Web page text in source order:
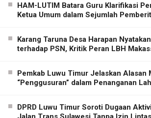
HAM-LUTIM Batara Guru Klarifikasi
Ketua Umum dalam Sejumlah
Karang Taruna Desa Harapan
terhadap PSN, Kritik Peran LBH
Pemkab Luwu Timur Jelaskan Alasan
“Penggusuran” dalam Penanganan
DPRD Luwu Timur Soroti Dugaan